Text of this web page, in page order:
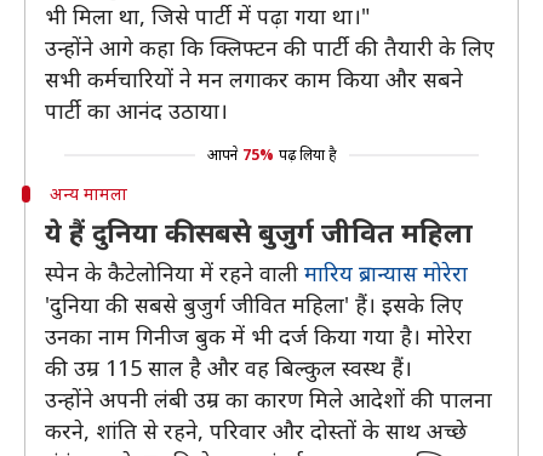
भी मिला था, जिसे पार्टी में पढ़ा गया था।"
उन्होंने आगे कहा कि क्लिफ्टन की पार्टी की तैयारी के लिए
सभी कर्मचारियों ने मन लगाकर काम किया और सबने
पार्टी का आनंद उठाया।
आपने 75% पढ़ लिया है
अन्य मामला
ये हैं दुनिया की सबसे बुजुर्ग जीवित महिला
स्पेन के कैटेलोनिया में रहने वाली मारिय ब्रान्यास मोरेरा
'दुनिया की सबसे बुजुर्ग जीवित महिला' हैं। इसके लिए
उनका नाम गिनीज बुक में भी दर्ज किया गया है। मोरेरा
की उम्र 115 साल है और वह बिल्कुल स्वस्थ हैं।
उन्होंने अपनी लंबी उम्र का कारण मिले आदेशों की पालना
करने, शांति से रहने, परिवार और दोस्तों के साथ अच्छे